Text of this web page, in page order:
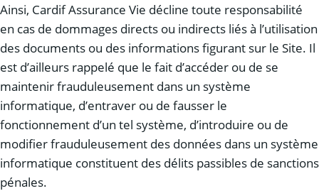
Ainsi, Cardif Assurance Vie décline toute responsabilité
en cas de dommages directs ou indirects liés à l’utilisation
des documents ou des informations figurant sur le Site. Il
est d’ailleurs rappelé que le fait d’accéder ou de se
maintenir frauduleusement dans un système
informatique, d’entraver ou de fausser le
fonctionnement d’un tel système, d’introduire ou de
modifier frauduleusement des données dans un système
informatique constituent des délits passibles de sanctions
pénales.